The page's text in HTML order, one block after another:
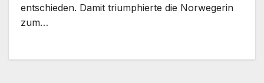
entschieden. Damit triumphierte die Norwegerin
zum…